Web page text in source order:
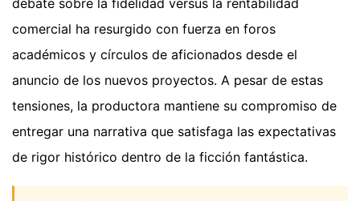
comercial ha resurgido con fuerza en foros
académicos y círculos de aficionados desde el
anuncio de los nuevos proyectos. A pesar de estas
tensiones, la productora mantiene su compromiso de
entregar una narrativa que satisfaga las expectativas
de rigor histórico dentro de la ficción fantástica.